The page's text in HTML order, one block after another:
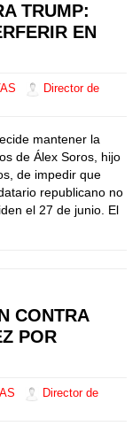
TRUMP:
EN
Director de
mantener la
de Álex Soros, hijo
de impedir que
republicano no
el 27 de junio. El
CONTRA
POR
Director de